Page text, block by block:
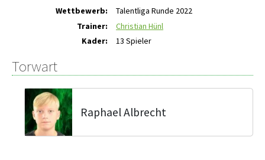
Wettbewerb:
Talentliga Runde 2022
Trainer:
Christian Hünl
Kader:
13 Spieler
Torwart
Raphael Albrecht